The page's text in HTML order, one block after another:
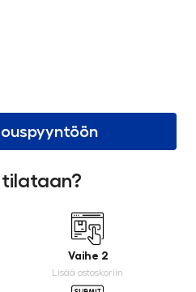
tilataan?
Vaihe 2
Lisää ostoskoriin